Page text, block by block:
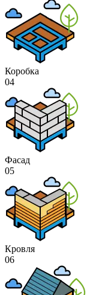
Коробка
04
Фасад
05
Кровля
06